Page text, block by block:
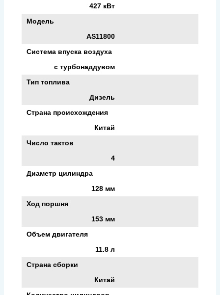
427 кВт
Модель
AS11800
Система впуска воздуха
с турбонаддувом
Тип топлива
Дизель
Страна происхождения
Китай
Число тактов
4
Диаметр цилиндра
128 мм
Ход поршня
153 мм
Объем двигателя
11.8 л
Страна сборки
Китай